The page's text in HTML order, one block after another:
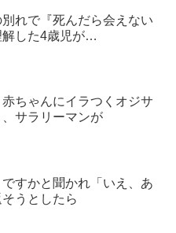
れで『死んだら会えない
解した4歳児が…
ちゃんにイラつくオジサ
サラリーマンが
すかと聞かれ「いえ、あ
うとしたら